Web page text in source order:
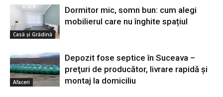
Casă şi Grădină
Dormitor mic, somn bun: cum alegi
mobilierul care nu înghite spațiul
Afaceri
Depozit fose septice în Suceava –
preţuri de producător, livrare rapidă şi
montaj la domiciliu